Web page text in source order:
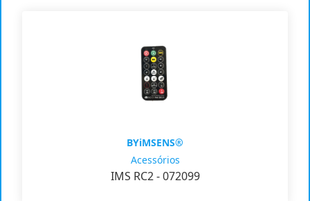
BYiMSENS®
Acessórios
IMS RC2 - 072099